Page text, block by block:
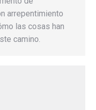
arrepentimiento
las cosas han
camino.